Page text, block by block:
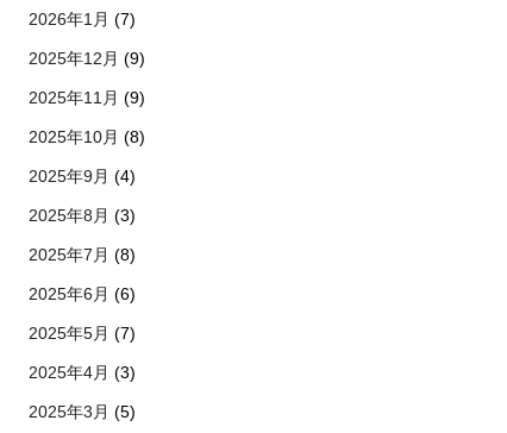
2026年1月 (7)
2025年12月 (9)
2025年11月 (9)
2025年10月 (8)
2025年9月 (4)
2025年8月 (3)
2025年7月 (8)
2025年6月 (6)
2025年5月 (7)
2025年4月 (3)
2025年3月 (5)